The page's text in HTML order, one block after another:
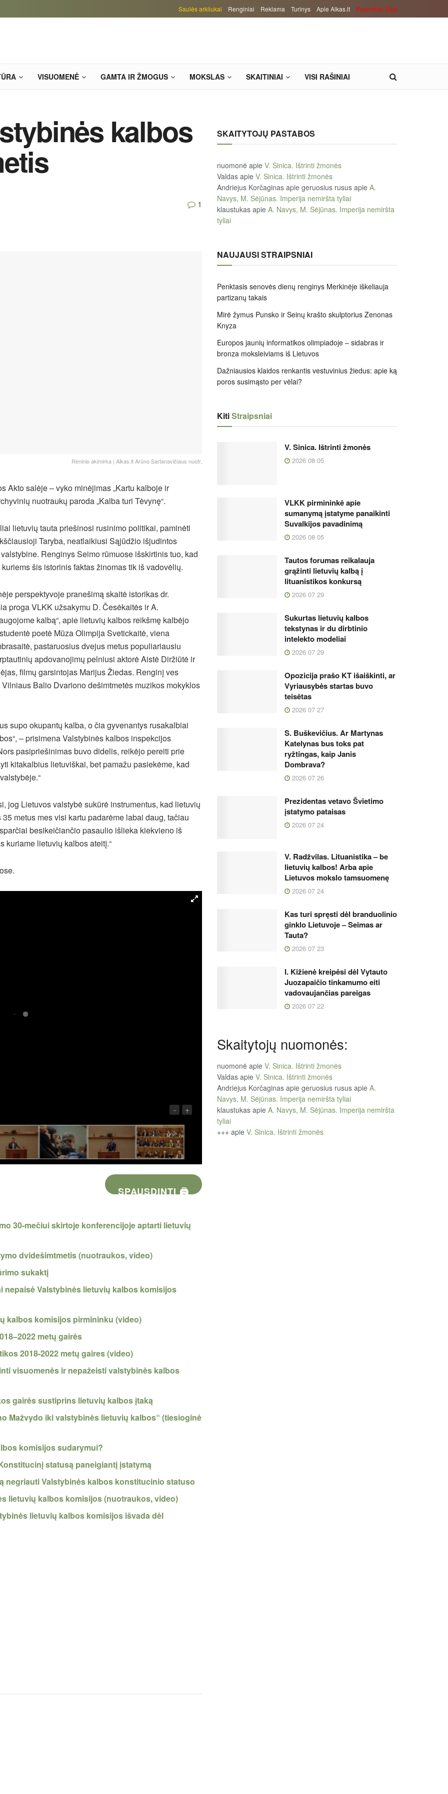
Saulės arkliukai Renginiai Reklama Turinys Apie Alkas.lt Paremkite Alką
VISUOMENĖ GAMTA IR ŽMOGUS MOKSLAS SKAITINIAI VISI RAŠINIAI
kalbos
1
Reninio akimirka | Alkas.lt Arūno Sartanavičiaus nuotr,
Akto salėje – vyko minėjimas „Kartu kalboje ir
nuotraukų paroda „Kalba turi Tėvynę“.
lietuvių tauta priešinosi rusinimo politikai, paminėti
Taryba, neatlaikiusi Sąjūdžio išjudintos
Renginys Seimo rūmuose išskirtinis tuo, kad
šis istorinis faktas žinomas tik iš vadovėlių.
perspektyvoje pranešimą skaitė istorikas dr.
proga VLKK užsakymu D. Česėkaitės ir A.
kalbą“, apie lietuvių kalbos reikšmę kalbėjo
poetė Mūza Olimpija Svetickaitė, viena
pastaruosius dvejus metus populiariausiu
apdovanojimų pelniusi aktorė Aistė Diržiūtė ir
filmų garsintojas Marijus Žiedas. Renginį ves
Balio Dvariono dešimtmetės muzikos mokyklos
supo okupantų kalba, o čia gyvenantys rusakalbiai
– prisimena Valstybinės kalbos inspekcijos
pasipriešinimas buvo didelis, reikėjo pereiti prie
kitakalbius lietuviškai, bet pamažu pasiekėme, kad
jog Lietuvos valstybė sukūrė instrumentus, kad lietuvių
metus mes visi kartu padarėme labai daug, tačiau
besikeičiančio pasaulio išlieka kiekvieno iš
kuriame lietuvių kalbos ateitį.“
- +
SPAUSDINTI 🖨
30-mečiui skirtoje konferencijoje aptarti lietuvių
dvidešimtmetis (nuotraukos, video)
sukaktį
nepaisė Valstybinės lietuvių kalbos komisijos
kalbos komisijos pirmininku (video)
metų gairės
2018-2022 metų gaires (video)
visuomenės ir nepažeisti valstybinės kalbos
gairės sustiprins lietuvių kalbos įtaką
Mažvydo iki valstybinės lietuvių kalbos“ (tiesioginė
komisijos sudarymui?
statusą paneigiantį įstatymą
negriauti Valstybinės kalbos konstitucinio statuso
lietuvių kalbos komisijos (nuotraukos, video)
lietuvių kalbos komisijos išvada dėl
SKAITYTOJŲ PASTABOS
nuomonė apie V. Sinica. Ištrinti žmonės
Valdas apie V. Sinica. Ištrinti žmonės
Andriejus Korčaginas apie geruosius rusus apie A.
Navys, M. Sėjūnas. Imperija nemiršta tyliai
klaustukas apie A. Navys, M. Sėjūnas. Imperija nemiršta
tyliai
NAUJAUSI STRAIPSNIAI
Penktasis senovės dienų renginys Merkinėje iškeliauja
partizanų takais
Mirė žymus Punsko ir Seinų krašto skulptorius Zenonas
Knyza
Europos jaunių informatikos olimpiadoje – sidabras ir
bronza moksleiviams iš Lietuvos
Dažniausios klaidos renkantis vestuvinius žiedus: apie ką
poros susimąsto per vėlai?
KitiStraipsniai
V. Sinica. Ištrinti žmonės
2026 08 05
VLKK pirmininkė apie
sumanymą įstatyme panaikinti
Suvalkijos pavadinimą
2026 08 05
Tautos forumas reikalauja
grąžinti lietuvių kalbą į
lituanistikos konkursą
2026 07 29
Sukurtas lietuvių kalbos
tekstynas ir du dirbtinio
intelekto modeliai
2026 07 29
Opozicija prašo KT išaiškinti, ar
Vyriausybės startas buvo
teisėtas
2026 07 27
S. Buškevičius. Ar Martynas
Katelynas bus toks pat
ryžtingas, kaip Janis
Dombrava?
2026 07 26
Prezidentas vetavo Švietimo
įstatymo pataisas
2026 07 24
V. Radžvilas. Lituanistika – be
lietuvių kalbos! Arba apie
Lietuvos mokslo tamsuomenę
2026 07 24
Kas turi spręsti dėl branduolinio
ginklo Lietuvoje – Seimas ar
Tauta?
2026 07 23
I. Kižienė kreipėsi dėl Vytauto
Juozapaičio tinkamumo eiti
vadovaujančias pareigas
2026 07 22
Skaitytojų nuomonės:
nuomonė apie V. Sinica. Ištrinti žmonės
Valdas apie V. Sinica. Ištrinti žmonės
Andriejus Korčaginas apie geruosius rusus apie A.
Navys, M. Sėjūnas. Imperija nemiršta tyliai
klaustukas apie A. Navys, M. Sėjūnas. Imperija nemiršta
tyliai
+++ apie V. Sinica. Ištrinti žmonės